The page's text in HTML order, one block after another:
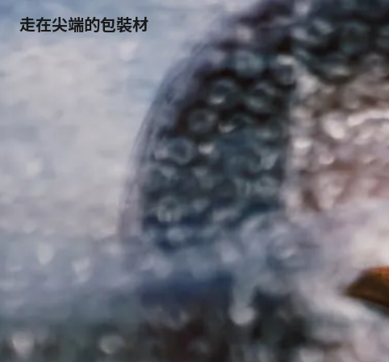
走在尖端的包裝材